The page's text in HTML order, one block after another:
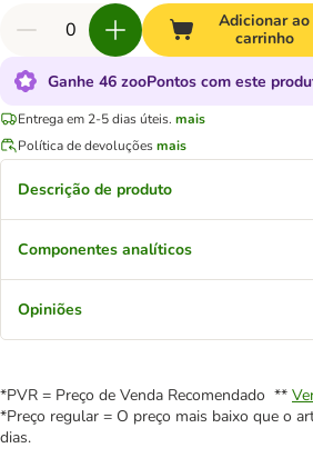
Adicionar ao
carrinho
Ganhe 46 zooPontos com este
Entrega em 2-5 dias úteis. mais
Política de devoluçõesmais
Descrição de produto
Componentes analíticos
Opiniões
*PVR = Preço de Venda Recomendado **
*Preço regular = O preço mais baixo que o
dias.